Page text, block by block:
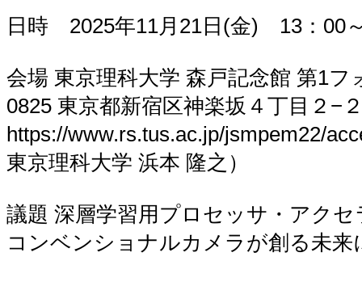
日時 2025年11月21日(金) 13：00
会場 東京理科大学 森戸記念館 第1フ
0825 東京都新宿区神楽坂４丁目２−
https://www.rs.tus.ac.jp/jsmpem22/
東京理科大学 浜本 隆之）
議題 深層学習用プロセッサ・アク
コンベンショナルカメラが創る未来